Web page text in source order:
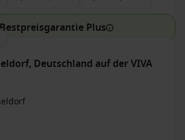
Plus
Deutschland auf der VIVA